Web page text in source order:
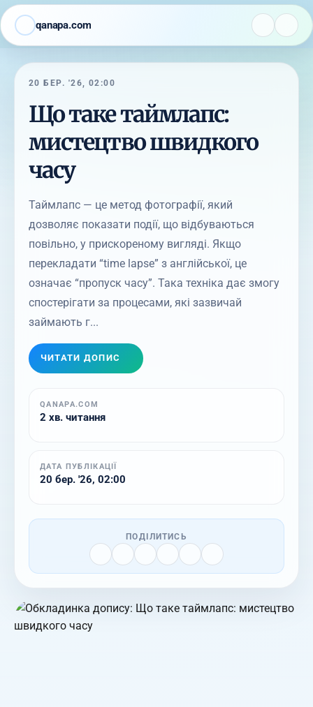
qanapa.com
20 БЕР. '26, 02:00
Що таке таймлапс:
мистецтво швидкого
часу
Таймлапс — це метод фотографії, який
дозволяє показати події, що відбуваються
повільно, у прискореному вигляді. Якщо
перекладати “time lapse” з англійської, це
означає “пропуск часу”. Така техніка дає змогу
спостерігати за процесами, які зазвичай
займають г...
ЧИТАТИ ДОПИС
QANAPA.COM
2 хв. читання
ДАТА ПУБЛІКАЦІЇ
20 бер. '26, 02:00
ПОДІЛИТИСЬ